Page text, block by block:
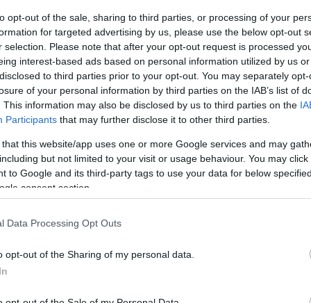
opt-out of the sale, sharing to third parties, or processing of your
for targeted advertising by us, please use the below opt-out
selection. Please note that after your opt-out request is processed
interest-based ads based on personal information utilized by us
to third parties prior to your opt-out. You may separately
of your personal information by third parties on the IAB’s list of
This information may also be disclosed by us to third parties on the
Participants that may further disclose it to other third parties.
that this website/app uses one or more Google services and may
but not limited to your visit or usage behaviour. You may
to Google and its third-party tags to use your data for below
consent section.
Data Processing Opt Outs
opt-out of the Sharing of my personal data.
ένας απαίσιος εταίρος στο ΝΑΤΟ. Δεν
Δεν πληρώνουν. Δεν θέλω καμία σχέση με την
Ισπανία
των επισκέψεων», δήλωσε ο Τραμπ,
στον Αμερικανό ΥΠΟΙΚΣκοτ Μπέσεντ.
την επίθεσή του, ανέφερε: «Μην τους μιλάτε
υπόθεση, κακοί άνθρωποι».
«Βγάζουν
και θα φροντίσουμε να βγάζουν πολύ
εκτιμώντας ότι σύντομα η Μαδρίτη